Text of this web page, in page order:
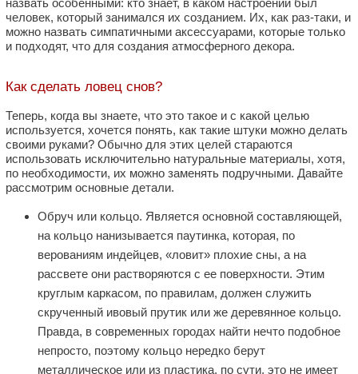
назвать особенными: кто знает, в каком настроении был
человек, который занимался их созданием. Их, как раз-таки, и
можно назвать симпатичными аксессуарами, которые только
и подходят, что для создания атмосферного декора.
Как сделать ловец снов?
Теперь, когда вы знаете, что это такое и с какой целью
используется, хочется понять, как такие штуки можно делать
своими руками? Обычно для этих целей стараются
использовать исключительно натуральные материалы, хотя,
по необходимости, их можно заменять подручными. Давайте
рассмотрим основные детали.
Обруч или кольцо. Является основной составляющей,
на кольцо нанизывается паутинка, которая, по
верованиям индейцев, «ловит» плохие сны, а на
рассвете они растворяются с ее поверхности. Этим
круглым каркасом, по правилам, должен служить
скрученный ивовый прутик или же деревянное кольцо.
Правда, в современных городах найти нечто подобное
непросто, поэтому кольцо нередко берут
металлическое или из пластика, по сути, это не имеет